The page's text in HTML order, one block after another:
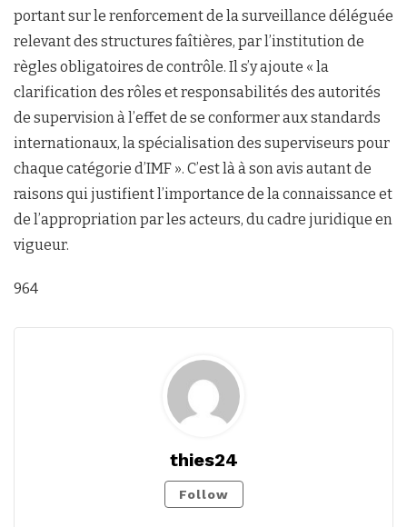
portant sur le renforcement de la surveillance déléguée
relevant des structures faîtières, par l’institution de
règles obligatoires de contrôle. Il s’y ajoute « la
clarification des rôles et responsabilités des autorités
de supervision à l’effet de se conformer aux standards
internationaux, la spécialisation des superviseurs pour
chaque catégorie d’IMF ». C’est là à son avis autant de
raisons qui justifient l’importance de la connaissance et
de l’appropriation par les acteurs, du cadre juridique en
vigueur.
964
thies24
Follow